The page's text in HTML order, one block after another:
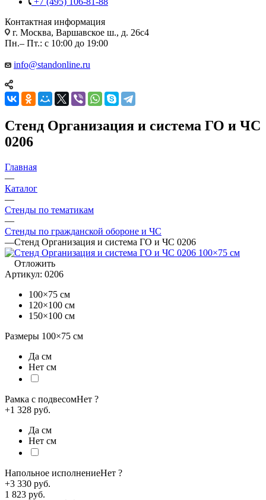
Контактная информация
г. Москва, Варшавское ш., д. 26с4
Пн.– Пт.: с 10:00 до 19:00
info@standonline.ru
Стенд Организация и система ГО и ЧС
0206
Главная
—
Каталог
—
Стенды по тематикам
—
Стенды по гражданской обороне и ЧС
—Стенд Организация и система ГО и ЧС 0206
Отложить
Артикул: 0206
100×75 см
120×100 см
150×100 см
Размеры 100×75 см
Да см
Нет см
Рамка с подвесомНет ?
+1 328 руб.
Да см
Нет см
Напольное исполнениеНет ?
+3 330 руб.
1 823 руб.